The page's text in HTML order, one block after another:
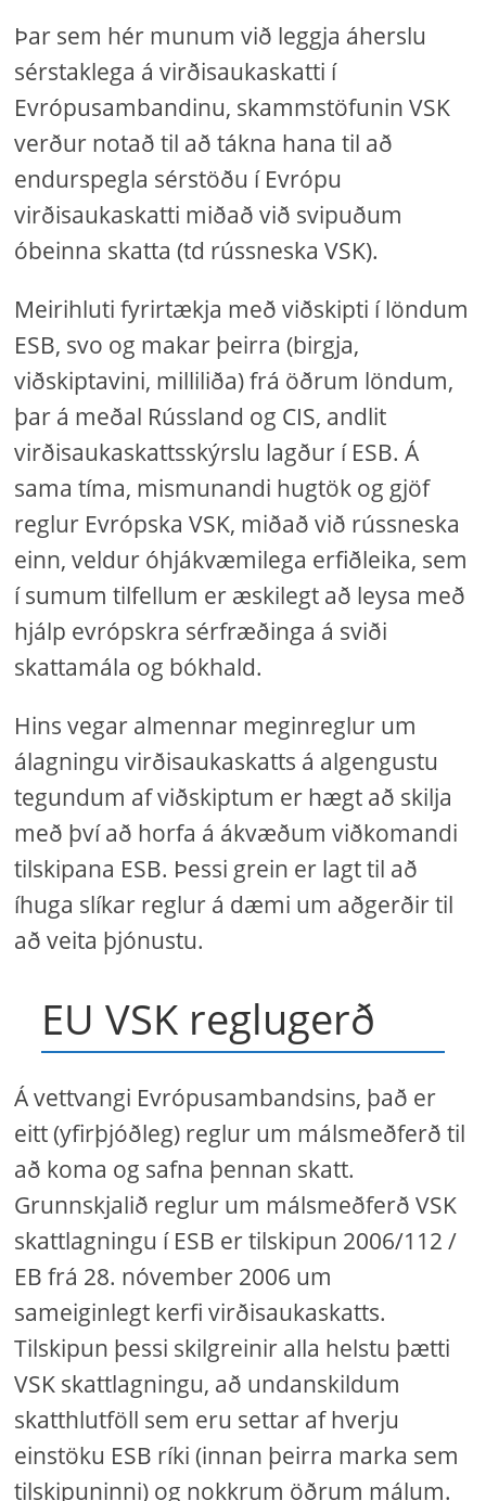
Þar sem hér munum við leggja áherslu
sérstaklega á virðisaukaskatti í
Evrópusambandinu, skammstöfunin VSK
verður notað til að tákna hana til að
endurspegla sérstöðu í Evrópu
virðisaukaskatti miðað við svipuðum
óbeinna skatta (td rússneska VSK).
Meirihluti fyrirtækja með viðskipti í löndum
ESB, svo og makar þeirra (birgja,
viðskiptavini, milliliða) frá öðrum löndum,
þar á meðal Rússland og CIS, andlit
virðisaukaskattsskýrslu lagður í ESB. Á
sama tíma, mismunandi hugtök og gjöf
reglur Evrópska VSK, miðað við rússneska
einn, veldur óhjákvæmilega erfiðleika, sem
í sumum tilfellum er æskilegt að leysa með
hjálp evrópskra sérfræðinga á sviði
skattamála og bókhald.
Hins vegar almennar meginreglur um
álagningu virðisaukaskatts á algengustu
tegundum af viðskiptum er hægt að skilja
með því að horfa á ákvæðum viðkomandi
tilskipana ESB. Þessi grein er lagt til að
íhuga slíkar reglur á dæmi um aðgerðir til
að veita þjónustu.
EU VSK reglugerð
Á vettvangi Evrópusambandsins, það er
eitt (yfirþjóðleg) reglur um málsmeðferð til
að koma og safna þennan skatt.
Grunnskjalið reglur um málsmeðferð VSK
skattlagningu í ESB er tilskipun 2006/112 /
EB frá 28. nóvember 2006 um
sameiginlegt kerfi virðisaukaskatts.
Tilskipun þessi skilgreinir alla helstu þætti
VSK skattlagningu, að undanskildum
skatthlutföll sem eru settar af hverju
einstöku ESB ríki (innan þeirra marka sem
tilskipuninni) og nokkrum öðrum málum.